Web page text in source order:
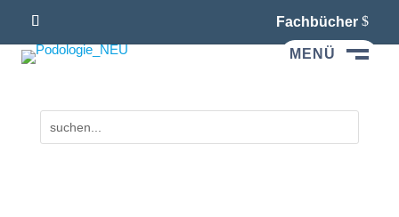
Fachbücher
MENÜ